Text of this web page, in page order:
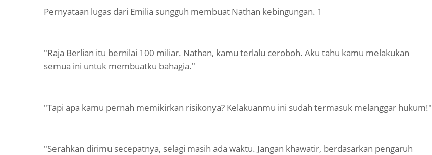
Pernyataan lugas dari Emilia sungguh membuat Nathan kebingungan. 1
"Raja Berlian itu bernilai 100 miliar. Nathan, kamu terlalu ceroboh. Aku tahu kamu melakukan
semua ini untuk membuatku bahagia."
"Tapi apa kamu pernah memikirkan risikonya? Kelakuanmu ini sudah termasuk melanggar hukum!"
"Serahkan dirimu secepatnya, selagi masih ada waktu. Jangan khawatir, berdasarkan pengaruh